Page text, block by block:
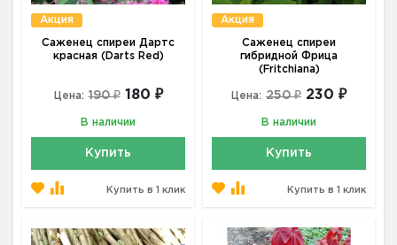
Акция
Саженец спиреи Дартс
красная (Darts Red)
Цена: 190 ₽ 180 ₽
В наличии
Купить
Купить в 1 клик
Акция
Саженец спиреи
гибридной Фрица
(Fritchiana)
Цена: 250 ₽ 230 ₽
В наличии
Купить
Купить в 1 клик